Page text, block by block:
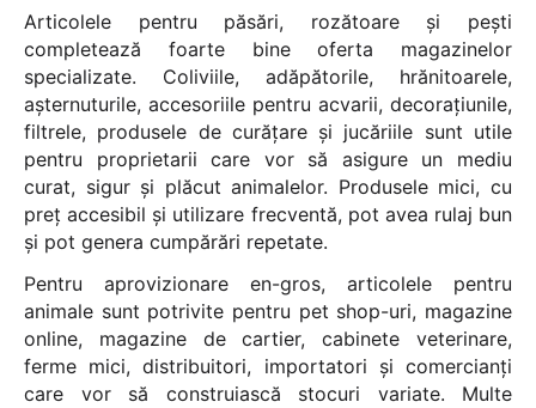
Articolele pentru păsări, rozătoare și pești
completează foarte bine oferta magazinelor
specializate. Coliviile, adăpătorile, hrănitoarele,
așternuturile, accesoriile pentru acvarii, decorațiunile,
filtrele, produsele de curățare și jucăriile sunt utile
pentru proprietarii care vor să asigure un mediu
curat, sigur și plăcut animalelor. Produsele mici, cu
preț accesibil și utilizare frecventă, pot avea rulaj bun
și pot genera cumpărări repetate.
Pentru aprovizionare en-gros, articolele pentru
animale sunt potrivite pentru pet shop-uri, magazine
online, magazine de cartier, cabinete veterinare,
ferme mici, distribuitori, importatori și comercianți
care vor să construiască stocuri variate. Multe